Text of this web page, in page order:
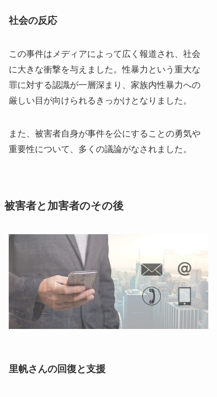
社会の反応
この事件はメディアによって広く報道され、社会
に大きな衝撃を与えました。性暴力という重大な
罪に対する認識が一層深まり、家族内性暴力への
厳しい目が向けられるきっかけとなりました。
また、被害者自身が事件を公にすることの勇気や
重要性について、多くの議論がなされました。
被害者と加害者のその後
里帆さんの回復と支援